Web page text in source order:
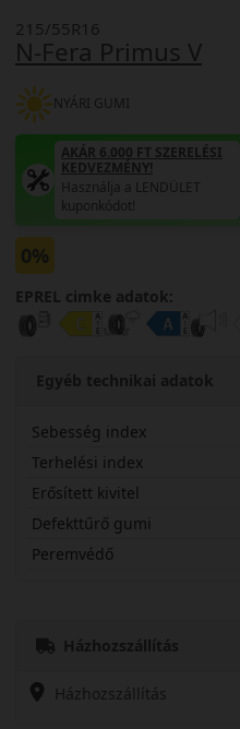
N-Fera Primus V
215/55R16
NYÁRI GUMI
AKÁR 6.000 FT SZERELÉSI
KEDVEZMÉNY!
Használja a LENDÜLET
kuponkódot!
0%
EPREL cimke adatok:
Egyéb technikai adatok
Sebesség index
Terhelési index
Erősített kivitel
Defekttűrő gumi
Peremvédő
Házhozszállítás
Házhozszállítás